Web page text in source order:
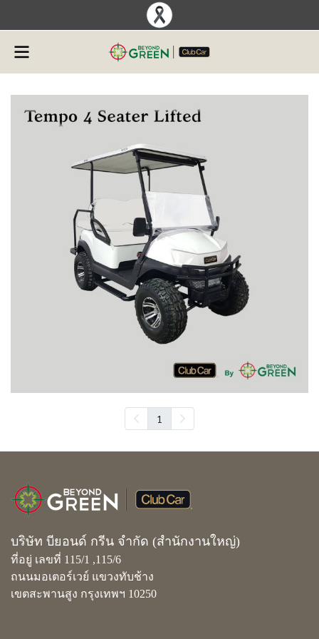
1
บริษัท บียอนด์ กรีน จำกัด (สำนักงานใหญ่)
ที่อยู่ เลขที่ 115/1 ,115/6
ถนนมอเตอร์เวย์ แขวงทับช้าง
เขตสะพานสูง กรุงเทพฯ 10250